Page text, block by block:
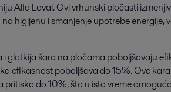
Alfa Laval. Ovi vrhunski pločasti
higijenu i smanjenje upotrebe energije,
glatkija šara na pločama poboljšavaju
efikasnost poboljšava do 15%. Ove
do 10%, što u isto vreme